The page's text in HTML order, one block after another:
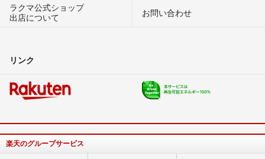
ラクマ公式ショップ
出店について
お問い合わせ
リンク
楽天のグループサービス